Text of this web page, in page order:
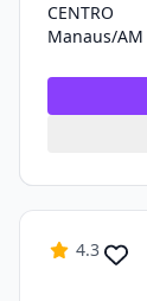
CENTRO
Manaus/AM
4.3